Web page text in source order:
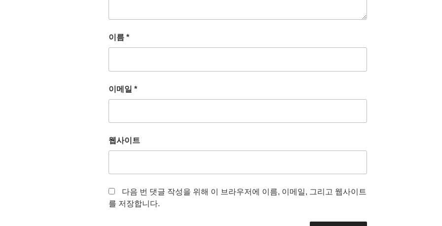
이름 *
이메일 *
웹사이트
다음 번 댓글 작성을 위해 이 브라우저에 이름, 이메일, 그리고 웹사이트
를 저장합니다.